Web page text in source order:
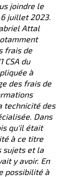
joindre le
juillet 2023.
Attal
frais de
CSA du
à
des frais de
technicité des
Dans
qu'il était
à ce titre
sujets et la
y avoir. En
possibilité à